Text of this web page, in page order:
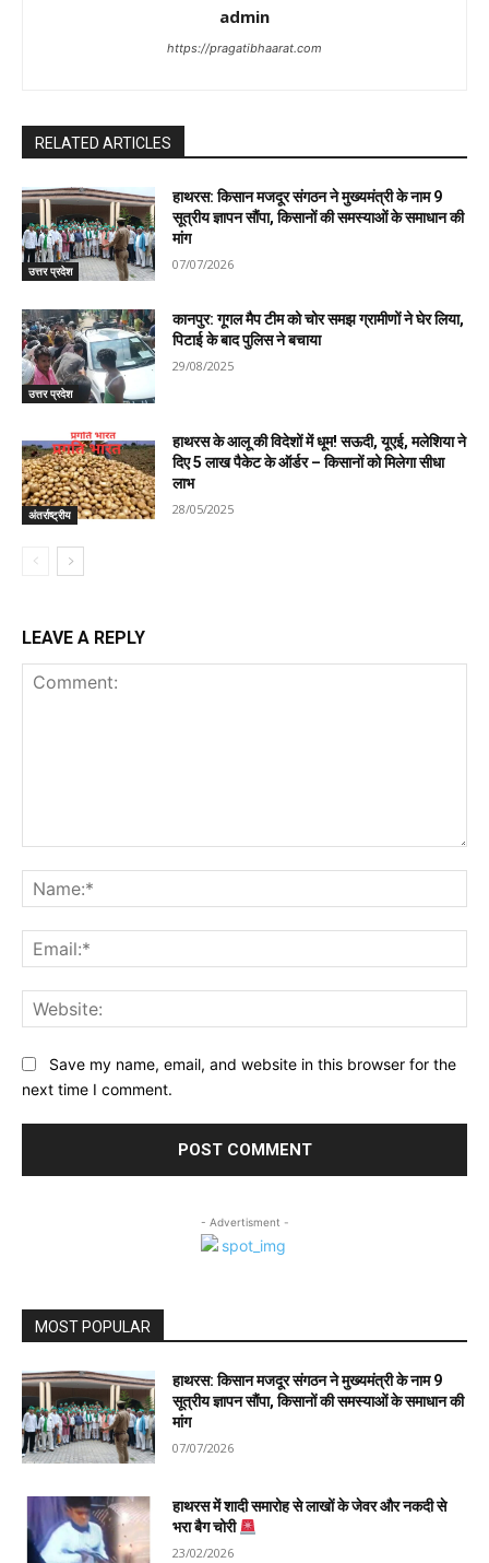
admin
https://pragatibhaarat.com
RELATED ARTICLES
उत्तर प्रदेश
हाथरस: किसान मजदूर संगठन ने मुख्यमंत्री के नाम 9
सूत्रीय ज्ञापन सौंपा, किसानों की समस्याओं के समाधान की
मांग
07/07/2026
उत्तर प्रदेश
कानपुर: गूगल मैप टीम को चोर समझ ग्रामीणों ने घेर लिया,
पिटाई के बाद पुलिस ने बचाया
29/08/2025
अंतर्राष्ट्रीय
हाथरस के आलू की विदेशों में धूम! सऊदी, यूएई, मलेशिया ने
दिए 5 लाख पैकेट के ऑर्डर – किसानों को मिलेगा सीधा
लाभ
28/05/2025
LEAVE A REPLY
Save my name, email, and website in this browser for the
next time I comment.
- Advertisment -
MOST POPULAR
हाथरस: किसान मजदूर संगठन ने मुख्यमंत्री के नाम 9
सूत्रीय ज्ञापन सौंपा, किसानों की समस्याओं के समाधान की
मांग
07/07/2026
हाथरस में शादी समारोह से लाखों के जेवर और नकदी से
भरा बैग चोरी
23/02/2026